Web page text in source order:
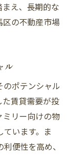
感
響
形成の方法
え、長期的な
の不動産市場
ル
ポテンシャル
賃貸需要が投
ミリー向けの物
います。ま
便性を高め、